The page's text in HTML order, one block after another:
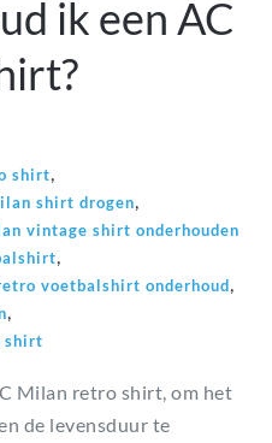
ik een AC
shirt,
shirt drogen,
vintage shirt onderhouden
,
voetbalshirt onderhoud,
,
shirt
Milan retro shirt, om het
de levensduur te